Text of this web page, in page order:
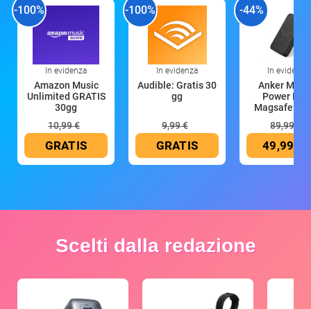
-100%
In evidenza
Amazon Music
Unlimited GRATIS
30gg
10,99 €
GRATIS
-100%
In evidenza
Audible: Gratis 30
gg
9,99 €
GRATIS
-44%
In evidenza
Anker
Power
Magsafe
89,99 €
49,99 €
Scelti dalla redazione